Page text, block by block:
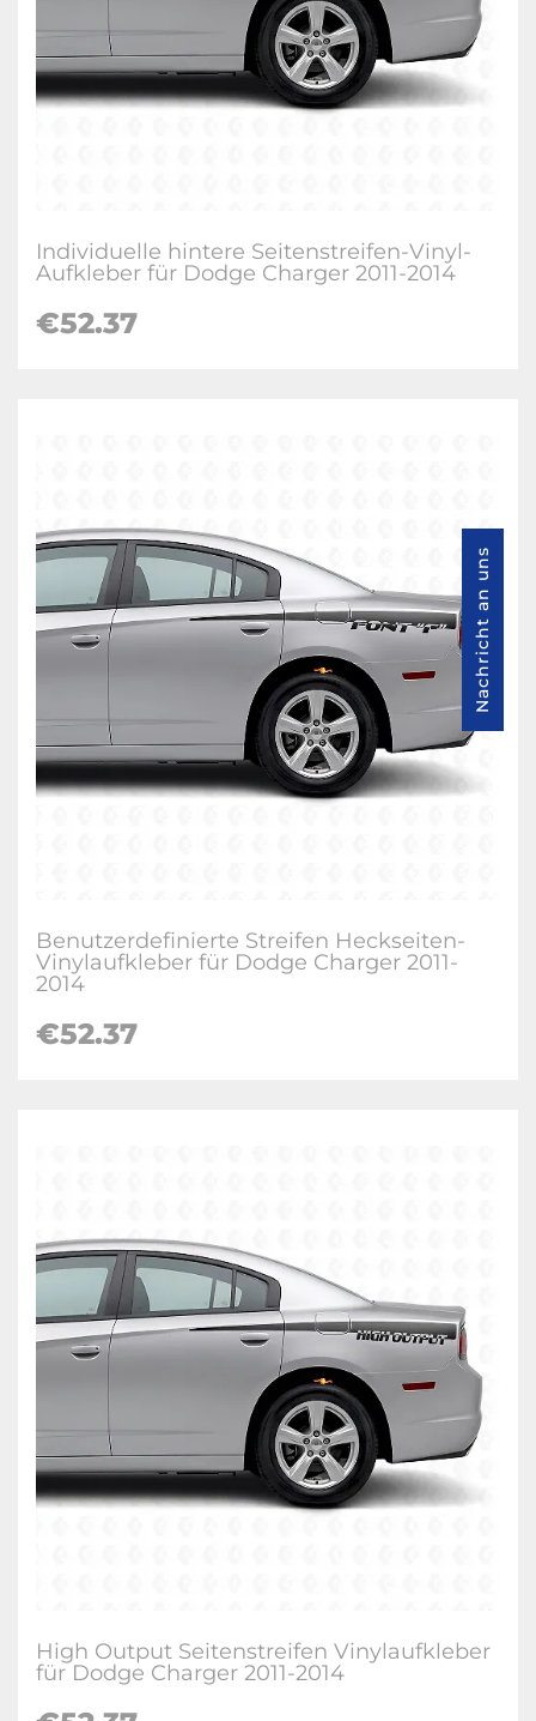
Individuelle hintere Seitenstreifen-Vinyl-
Aufkleber für Dodge Charger 2011-2014
€52.37
Benutzerdefinierte Streifen Heckseiten-
Vinylaufkleber für Dodge Charger 2011-
2014
€52.37
High Output Seitenstreifen Vinylaufkleber
für Dodge Charger 2011-2014
Nachricht an uns